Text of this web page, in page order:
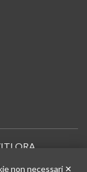
ORA.
professionisti e resta
non necessari ✕